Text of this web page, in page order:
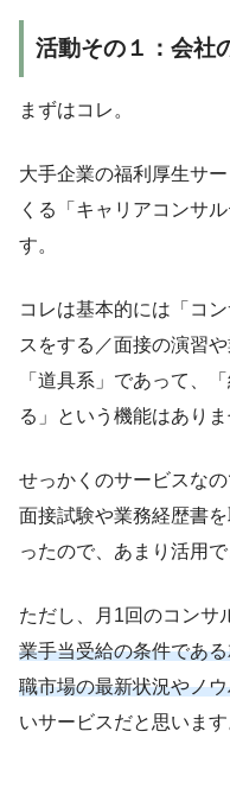
活動その１：会社
まずはコレ。
大手企業の福利厚生サ
くる「キャリアコンサ
す。
コレは基本的には「コ
スをする／面接の演習
「道具系」であって、
る」という機能はありま
せっかくのサービスな
面接試験や業務経歴書
ったので、あまり活用で
ただし、月1回のコンサ
業手当受給の条件であ
職市場の最新状況やノ
いサービスだと思います